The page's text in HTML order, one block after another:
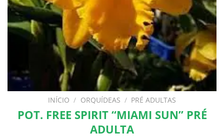
INÍCIO / ORQUÍDEAS / PRÉ ADULTAS
POT. FREE SPIRIT “MIAMI SUN” PRÉ
ADULTA